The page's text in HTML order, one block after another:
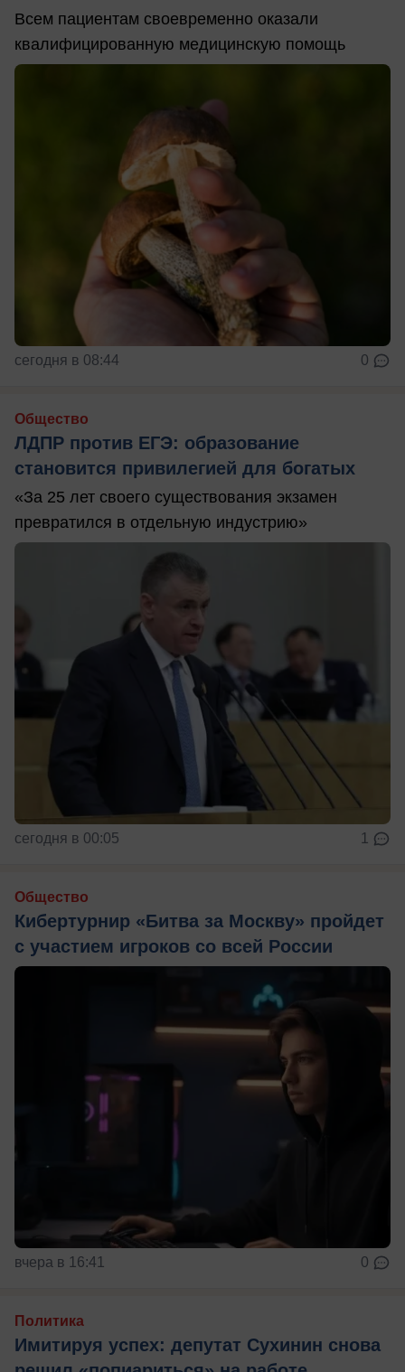
Всем пациентам своевременно оказали
квалифицированную медицинскую помощь
сегодня в 08:44 0
Общество
ЛДПР против ЕГЭ: образование
становится привилегией для богатых
«За 25 лет своего существования экзамен
превратился в отдельную индустрию»
сегодня в 00:05 1
Общество
Кибертурнир «Битва за Москву» пройдет
с участием игроков со всей России
вчера в 16:41 0
Политика
Имитируя успех: депутат Сухинин снова